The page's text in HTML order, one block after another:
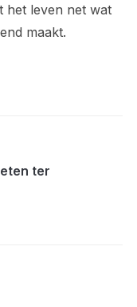
het leven net wat
maakt.
ter